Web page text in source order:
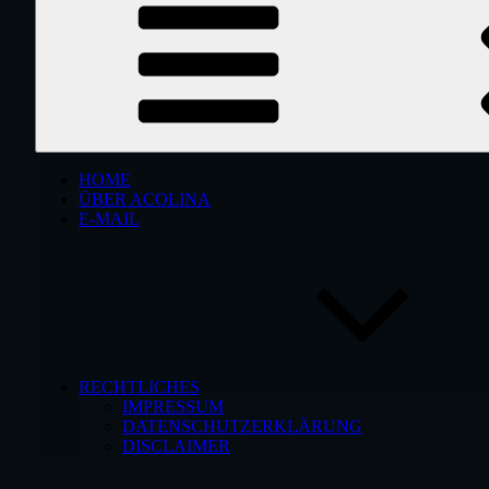
HOME
ÜBER ACOLINA
E-MAIL
RECHTLICHES
IMPRESSUM
DATENSCHUTZERKLÄRUNG
DISCLAIMER